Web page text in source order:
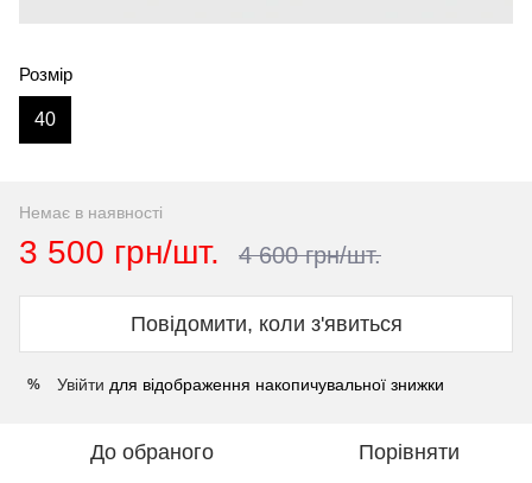
Розмір
40
Немає в наявності
3 500 грн/шт. 4 600 грн/шт.
Повідомити, коли з'явиться
% Увійти для відображення накопичувальної знижки
До обраного Порівняти